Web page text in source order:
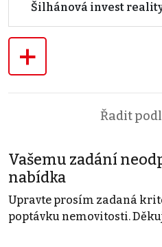
Šilhánová invest
+
Řadit
Vašemu zadání
nabídka
Upravte prosím zadaná
poptávku nemovitosti.